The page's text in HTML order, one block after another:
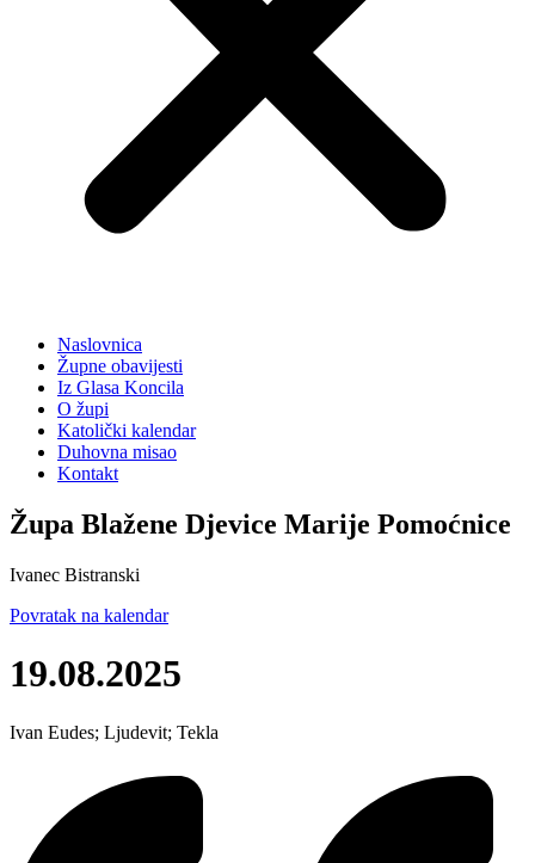
Naslovnica
Župne obavijesti
Iz Glasa Koncila
O župi
Katolički kalendar
Duhovna misao
Kontakt
Župa Blažene Djevice Marije Pomoćnice
Ivanec Bistranski
Povratak na kalendar
19.08.2025
Ivan Eudes; Ljudevit; Tekla